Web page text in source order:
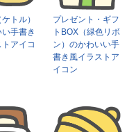
トル）
手書き
アイコ
プレゼント・ギフ
トBOX（緑色リボ
ン）のかわいい手
書き風イラストア
イコン